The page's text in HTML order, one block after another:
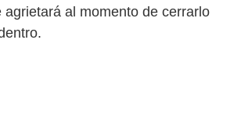
agrietará al momento de cerrarlo